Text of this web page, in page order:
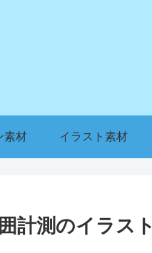
素材 イラスト素材
計測のイラスト